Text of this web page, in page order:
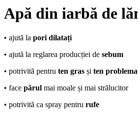
Apă din iarbă de
• ajută la pori dilatați
• ajută la reglarea producției de sebum
• potrivită pentru ten gras și ten
• face părul mai moale și mai strălucitor
• potrivită ca spray pentru rufe